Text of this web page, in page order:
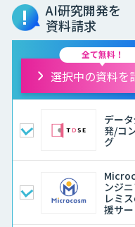
AI研究開発を
資料請求
全て無料！
選択中の資料を
デー
発/コ
グ
ンジ
レミ
援サ